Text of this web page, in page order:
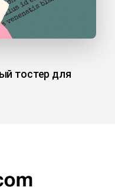
тостер для